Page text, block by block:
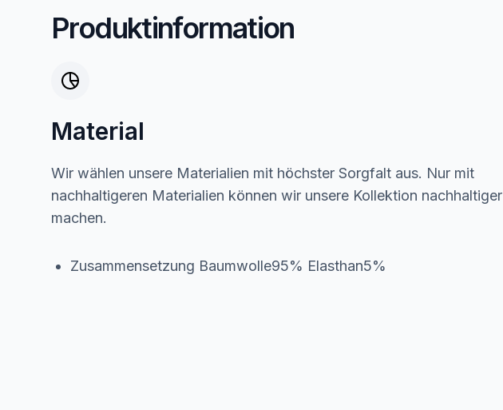
Produktinformation
Material
Wir wählen unsere Materialien mit höchster Sorgfalt aus. Nur mit
nachhaltigeren Materialien können wir unsere Kollektion nachhaltiger
machen.
Zusammensetzung Baumwolle95% Elasthan5%